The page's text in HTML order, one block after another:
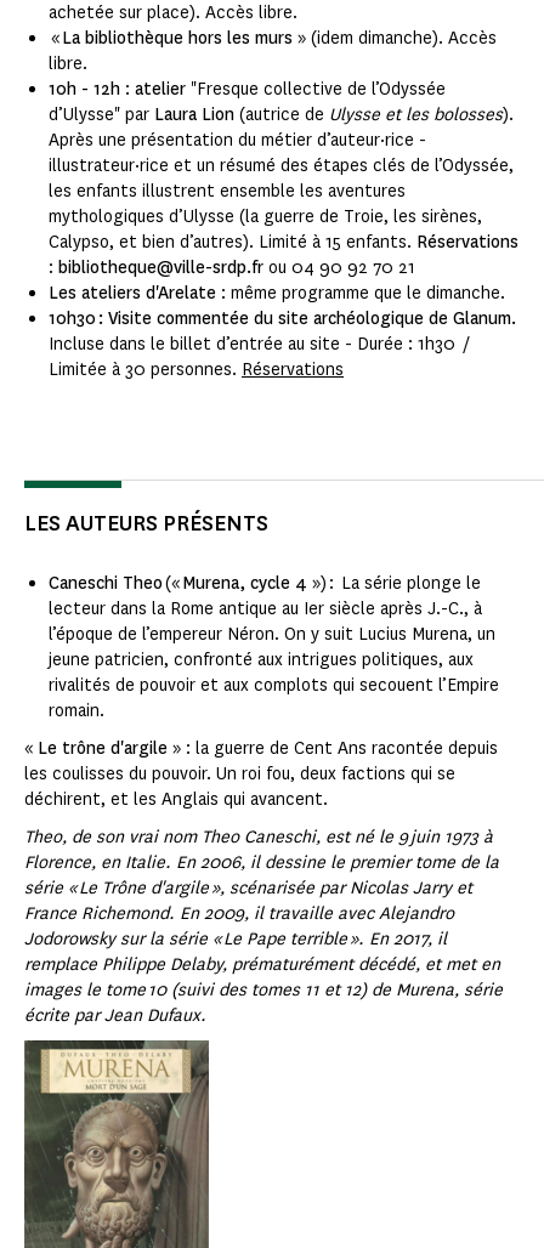
achetée sur place). Accès libre.
«La bibliothèque hors les murs » (idem dimanche). Accès
libre.
10h - 12h : atelier "Fresque collective de l’Odyssée
d’Ulysse" par Laura Lion (autrice de Ulysse et les bolosses).
Après une présentation du métier d’auteur·rice -
illustrateur·rice et un résumé des étapes clés de l’Odyssée,
les enfants illustrent ensemble les aventures
mythologiques d’Ulysse (la guerre de Troie, les sirènes,
Calypso, et bien d’autres). Limité à 15 enfants. Réservations
: bibliotheque@ville-srdp.fr ou 04 90 92 70 21
Les ateliers d'Arelate : même programme que le dimanche.
10h30 : Visite commentée du site archéologique de Glanum.
Incluse dans le billet d’entrée au site - Durée : 1h30 /
Limitée à 30 personnes. Réservations
LES AUTEURS PRÉSENTS
Caneschi Theo(«Murena, cycle 4 ») : La série plonge le
lecteur dans la Rome antique au Ier siècle après J.-C., à
l’époque de l’empereur Néron. On y suit Lucius Murena, un
jeune patricien, confronté aux intrigues politiques, aux
rivalités de pouvoir et aux complots qui secouent l’Empire
romain.
« Le trône d'argile » : la guerre de Cent Ans racontée depuis
les coulisses du pouvoir. Un roi fou, deux factions qui se
déchirent, et les Anglais qui avancent.
Theo, de son vrai nom Theo Caneschi, est né le 9 juin 1973 à
Florence, en Italie. En 2006, il dessine le premier tome de la
série « Le Trône d'argile », scénarisée par Nicolas Jarry et
France Richemond. En 2009, il travaille avec Alejandro
Jodorowsky sur la série « Le Pape terrible ». En 2017, il
remplace Philippe Delaby, prématurément décédé, et met en
images le tome 10 (suivi des tomes 11 et 12) de Murena, série
écrite par Jean Dufaux.